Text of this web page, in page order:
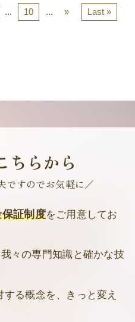
... 10 ... » Last »
ちらから
ですのでお気軽に／
証制度をご用意してお
々の専門知識と確かな技
する概念を、きっと変え